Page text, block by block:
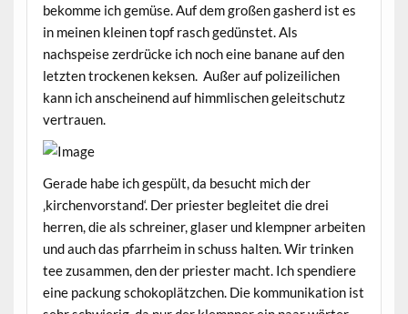
bekomme ich gemüse. Auf dem großen gasherd ist es
in meinen kleinen topf rasch gedünstet. Als
nachspeise zerdrücke ich noch eine banane auf den
letzten trockenen keksen. Außer auf polizeilichen
kann ich anscheinend auf himmlischen geleitschutz
vertrauen.
Gerade habe ich gespült, da besucht mich der
‚kirchenvorstand‘. Der priester begleitet die drei
herren, die als schreiner, glaser und klempner arbeiten
und auch das pfarrheim in schuss halten. Wir trinken
tee zusammen, den der priester macht. Ich spendiere
eine packung schokoplätzchen. Die kommunikation ist